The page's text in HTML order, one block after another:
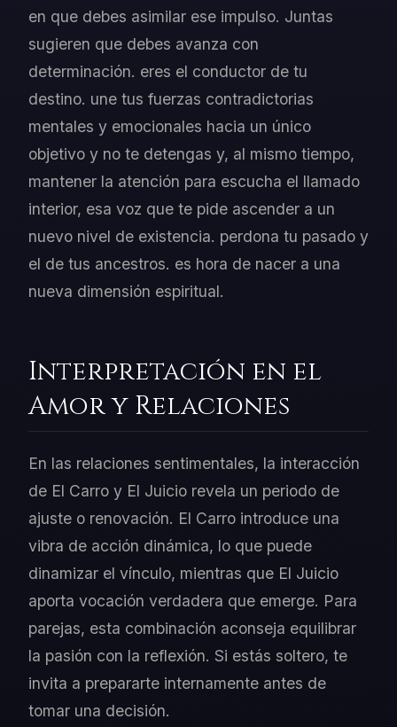
en que debes asimilar ese impulso. Juntas
sugieren que debes avanza con
determinación. eres el conductor de tu
destino. une tus fuerzas contradictorias
mentales y emocionales hacia un único
objetivo y no te detengas y, al mismo tiempo,
mantener la atención para escucha el llamado
interior, esa voz que te pide ascender a un
nuevo nivel de existencia. perdona tu pasado y
el de tus ancestros. es hora de nacer a una
nueva dimensión espiritual.
Interpretación en el
Amor y Relaciones
En las relaciones sentimentales, la interacción
de El Carro y El Juicio revela un periodo de
ajuste o renovación. El Carro introduce una
vibra de acción dinámica, lo que puede
dinamizar el vínculo, mientras que El Juicio
aporta vocación verdadera que emerge. Para
parejas, esta combinación aconseja equilibrar
la pasión con la reflexión. Si estás soltero, te
invita a prepararte internamente antes de
tomar una decisión.